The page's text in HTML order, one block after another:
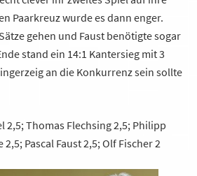
Paarkreuz wurde es dann enger.
gehen und Faust benötigte sogar
stand ein 14:1 Kantersieg mit 3
an die Konkurrenz sein sollte
2,5; Thomas Flechsing 2,5; Philipp
Pascal Faust 2,5; Olf Fischer 2